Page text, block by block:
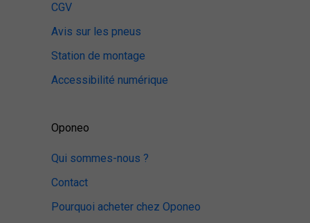
CGV
Avis sur les pneus
Station de montage
Accessibilité numérique
Oponeo
Qui sommes-nous ?
Contact
Pourquoi acheter chez Oponeo